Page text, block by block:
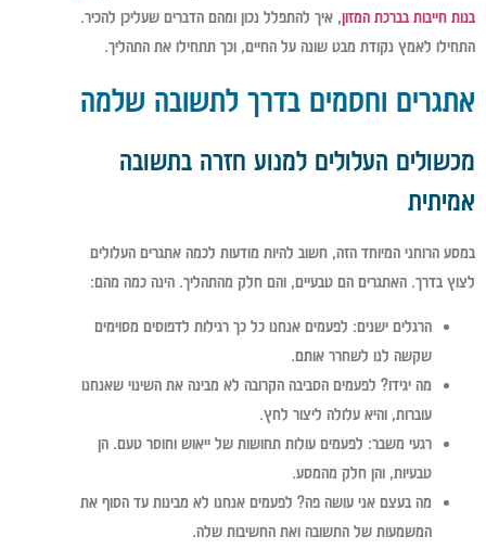
בנות חייבות בברכת המזון, איך להתפלל נכון ומהם הדברים שעליכן להכיר.
התחילו לאמץ נקודת מבט שונה על החיים, וכך תתחילו את התהליך.
אתגרים וחסמים בדרך לתשובה שלמה
מכשולים העלולים למנוע חזרה בתשובה
אמיתית
במסע הרוחני המיוחד הזה, חשוב להיות מודעות לכמה אתגרים העלולים
לצוץ בדרך. האתגרים הם טבעיים, והם חלק מהתהליך. הינה כמה מהם:
הרגלים ישנים: לפעמים אנחנו כל כך רגילות לדפוסים מסוימים
שקשה לנו לשחרר אותם.
מה יגידו? לפעמים הסביבה הקרובה לא מבינה את השינוי שאנחנו
עוברות, והיא עלולה ליצור לחץ.
רגעי משבר: לפעמים עולות תחושות של ייאוש וחוסר טעם. הן
טבעיות, והן חלק מהמסע.
מה בעצם אני עושה פה? לפעמים אנחנו לא מבינות עד הסוף את
המשמעות של התשובה ואת החשיבות שלה.